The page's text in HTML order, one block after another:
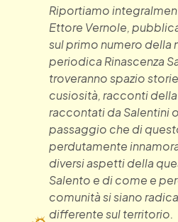
Riportiamo
Ettore Vernole,
sul primo numero della
periodica Rinascenza
troveranno spazio
cusiosità, racconti della
raccontati da Salentini
passaggio che di
perdutamente
diversi aspetti della
Salento e di come e
comunità si siano
differente sul territorio.